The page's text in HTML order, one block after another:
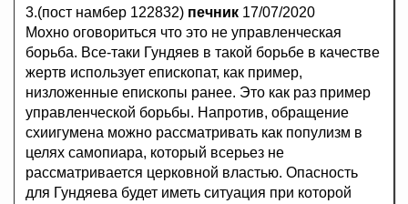
3.(пост намбер 122832) печник 17/07/2020
Мохно оговориться что это не управленческая
борьба. Все-таки Гундяев в такой борьбе в качестве
жертв использует епископат, как пример,
низложенные епископы ранее. Это как раз пример
управленческой борьбы. Напротив, обращение
схиигумена можно рассматривать как популизм в
целях самопиара, который всерьез не
рассматривается церковной властью. Опасность
для Гундяева будет иметь ситуация при которой